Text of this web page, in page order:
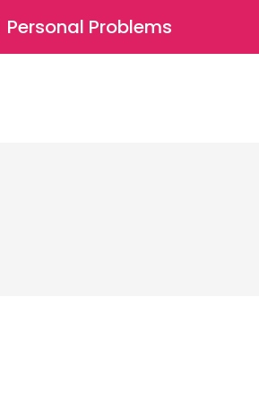
⚲
Personal Problems